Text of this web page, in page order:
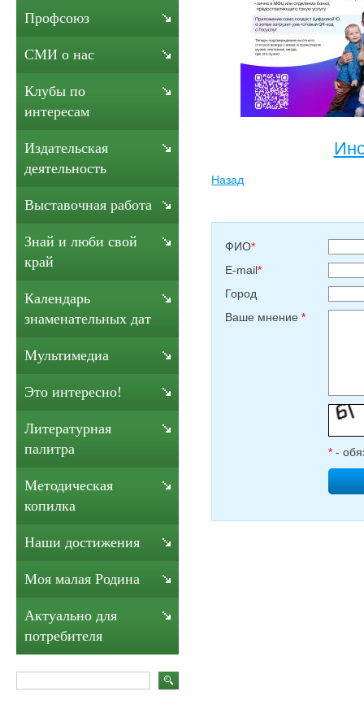
Назад
ФИО*
E-mail*
Город
Ваше мнение *
* -
Профсоюз
СМИ о нас
Клубы по
интересам
Издательская
деятельность
Выставочная работа
Знай и люби свой
край
Календарь
знаменательных дат
Мультимедиа
Это интересно!
Литературная
палитра
Методическая
копилка
Наши достижения
Моя малая Родина
Актуально для
потребителя